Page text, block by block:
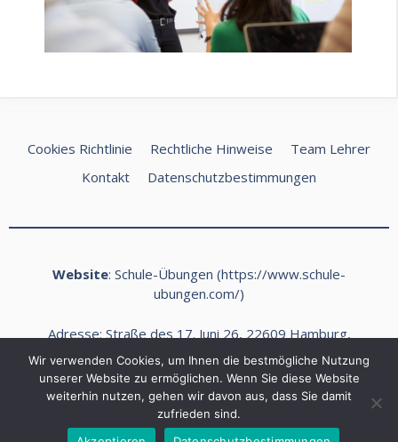
Cookies Richtlinie Rechtliche Hinweise
Team Lehrer
Kontakt
Datenschutzbestimmungen
Website: Schule-Übungen (https://www.schule-
ubungen.com/)
Adresse: Straße des 17. Juni 26, 22609 Hamburg,
Deutschland
E-Mail: kontakt@schule-ubungen.com
Telefon: +49 (0) 40 468989 Fax: +49 (0) 40 468990
Wir verwenden Cookies, um Ihnen die bestmögliche Nutzung
unserer Website zu ermöglichen. Wenn Sie diese Website
weiterhin nutzen, gehen wir davon aus, dass Sie damit
zufrieden sind.